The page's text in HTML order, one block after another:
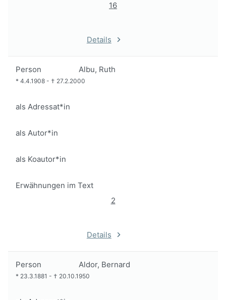
16
Details
Person Albu, Ruth
* 4.4.1908 - † 27.2.2000
als Adressat*in
als Autor*in
als Koautor*in
Erwähnungen im Text
2
Details
Person Aldor, Bernard
* 23.3.1881 - † 20.10.1950